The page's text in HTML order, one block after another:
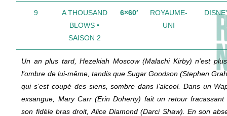
9
A THOUSAND
BLOWS •
SAISON 2
6×60′
ROYAUME-
UNI
Un an plus tard, Hezekiah Moscow (Malachi Kirby) n’est
l’ombre de lui-même, tandis que Sugar Goodson (Stephen
qui s’est coupé des siens, sombre dans l’alcool. Dans un
exsangue, Mary Carr (Erin Doherty) fait un retour fracassant
son fidèle bras droit, Alice Diamond (Darci Shaw). En son